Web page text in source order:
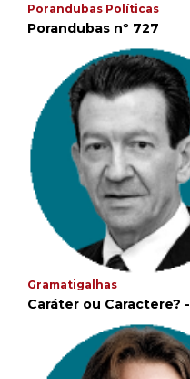
Porandubas Políticas
Porandubas nº 727
Gramatigalhas
Caráter ou Caractere?